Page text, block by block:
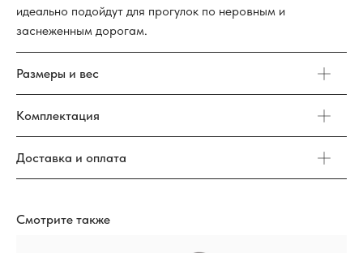
идеально подойдут для прогулок по неровным и
заснеженным дорогам.
Размеры и вес
Комплектация
Доставка и оплата
Смотрите также